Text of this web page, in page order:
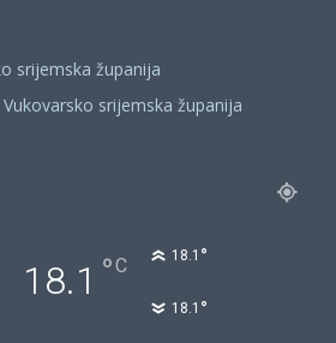
srijemska županija
srijemska županija
18.1 °C 18.1 °
18.1 °